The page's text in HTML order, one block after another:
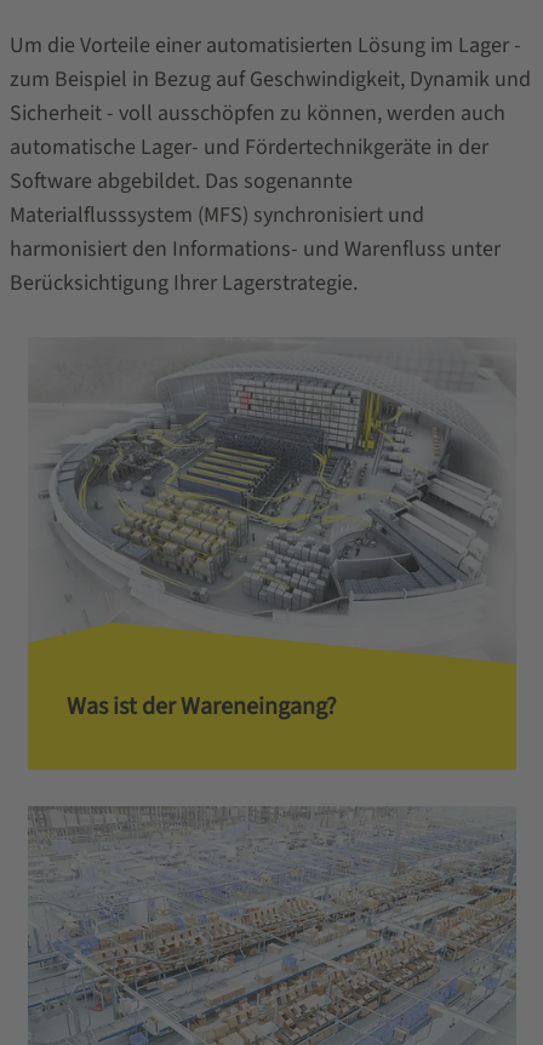
Um die Vorteile einer automatisierten Lösung im Lager -
zum Beispiel in Bezug auf Geschwindigkeit, Dynamik und
Sicherheit - voll ausschöpfen zu können, werden auch
automatische Lager- und Fördertechnikgeräte in der
Software abgebildet. Das sogenannte
Materialflusssystem (MFS) synchronisiert und
harmonisiert den Informations- und Warenfluss unter
Berücksichtigung Ihrer Lagerstrategie.
Was ist der Wareneingang?